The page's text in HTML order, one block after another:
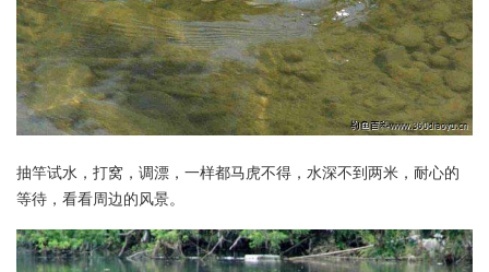
抽竿试水，打窝，调漂，一样都马虎不得，水深不到两米，耐心的
等待，看看周边的风景。